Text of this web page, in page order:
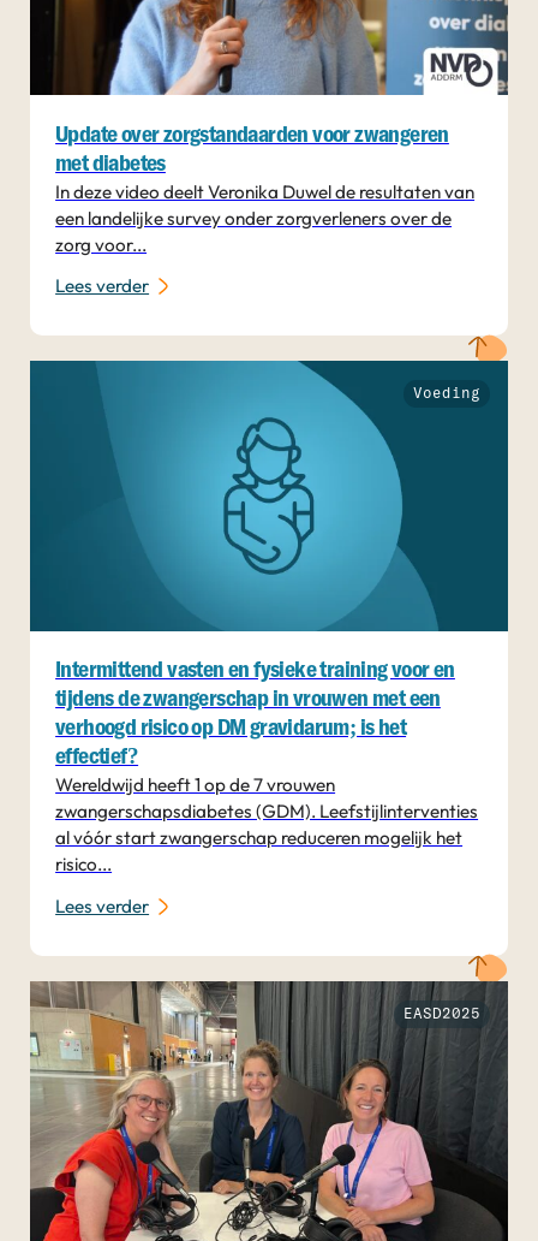
Update over zorgstandaarden voor zwangeren
met diabetes
In deze video deelt Veronika Duwel de resultaten van
een landelijke survey onder zorgverleners over de
zorg voor...
Lees verder
Voeding
Intermittend vasten en fysieke training vóór en
tijdens de zwangerschap in vrouwen met een
verhoogd risico op DM gravidarum; is het
effectief?
Wereldwijd heeft 1 op de 7 vrouwen
zwangerschapsdiabetes (GDM). Leefstijlinterventies
al vóór start zwangerschap reduceren mogelijk het
risico...
Lees verder
EASD2025